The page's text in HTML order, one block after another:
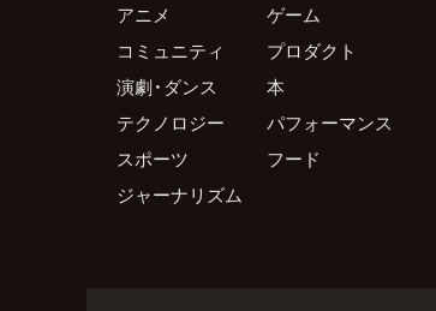
アニメ
ゲーム
コミュニティ
プロダクト
演劇・ダンス
本
テクノロジー
パフォーマンス
スポーツ
フード
ジャーナリズム